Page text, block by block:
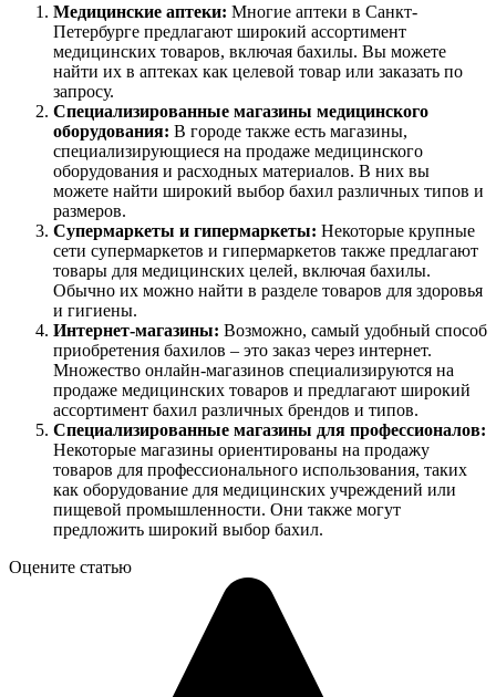
Медицинские аптеки: Многие аптеки в Санкт-
Петербурге предлагают широкий ассортимент
медицинских товаров, включая бахилы. Вы можете
найти их в аптеках как целевой товар или заказать по
запросу.
Специализированные магазины медицинского
оборудования: В городе также есть магазины,
специализирующиеся на продаже медицинского
оборудования и расходных материалов. В них вы
можете найти широкий выбор бахил различных типов и
размеров.
Супермаркеты и гипермаркеты: Некоторые крупные
сети супермаркетов и гипермаркетов также предлагают
товары для медицинских целей, включая бахилы.
Обычно их можно найти в разделе товаров для здоровья
и гигиены.
Интернет-магазины: Возможно, самый удобный способ
приобретения бахилов – это заказ через интернет.
Множество онлайн-магазинов специализируются на
продаже медицинских товаров и предлагают широкий
ассортимент бахил различных брендов и типов.
Специализированные магазины для профессионалов:
Некоторые магазины ориентированы на продажу
товаров для профессионального использования, таких
как оборудование для медицинских учреждений или
пищевой промышленности. Они также могут
предложить широкий выбор бахил.
Оцените статью